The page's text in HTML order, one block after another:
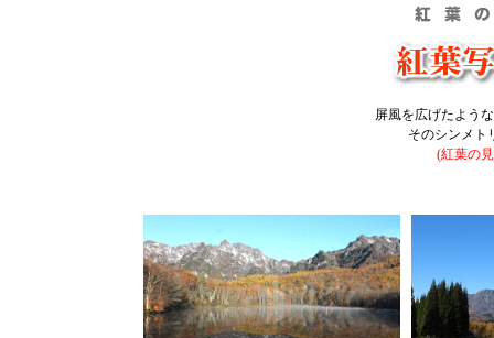
屏風を広げたよう
そのシンメト
(紅葉の